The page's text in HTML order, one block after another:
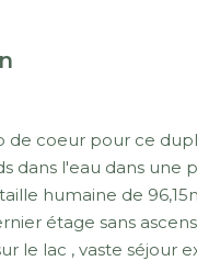
de coeur pour ce
dans l'eau dans une
humaine de
étage sans
le lac , vaste séjour